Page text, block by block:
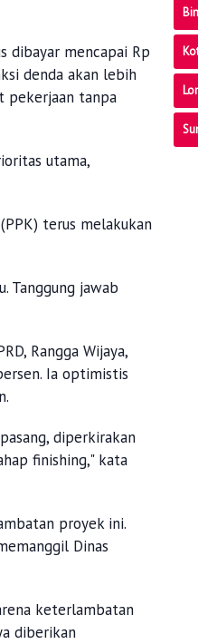
dibayar mencapai Rp
denda akan lebih
pekerjaan tanpa
utama,
terus melakukan
Tanggung jawab
Rangga Wijaya,
Ia optimistis
diperkirakan
finishing," kata
proyek ini.
Dinas
keterlambatan
diberikan